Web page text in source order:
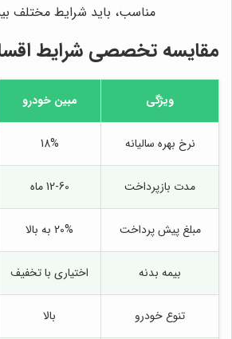
مناسب، باید شرایط مختلف
مقایسه تخصصی شرایط
ویژگی مبین خودرو
نرخ بهره سالیانه 18%
مدت بازپرداخت 12-60 ماه
مبلغ پیش پرداخت 20% به بالا
بیمه بدنه اختیاری با تخفیف
تنوع خودرو بالا